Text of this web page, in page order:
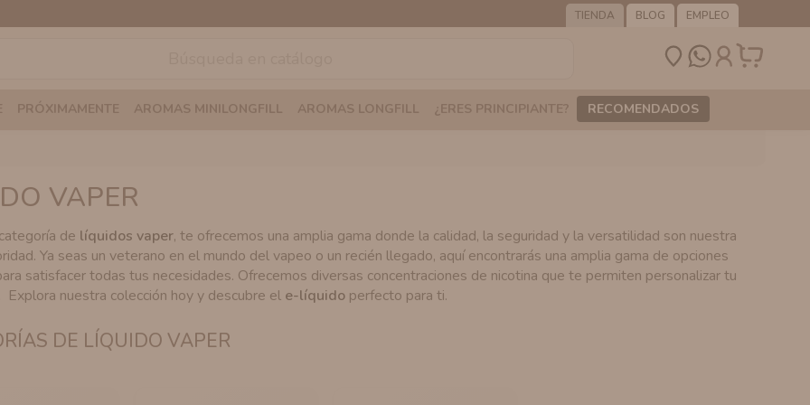
TIENDA BLOG EMPLEO
PRÓXIMAMENTE AROMAS MINILONGFILL AROMAS LONGFILL ¿ERES PRINCIPIANTE? RECOMENDADOS
VAPER
de líquidos vaper, te ofrecemos una amplia gama donde la calidad, la seguridad y la versatilidad son nuestra
Ya seas un veterano en el mundo del vapeo o un recién llegado, aquí encontrarás una amplia gama de opciones
satisfacer todas tus necesidades. Ofrecemos diversas concentraciones de nicotina que te permiten personalizar tu
Explora nuestra colección hoy y descubre el e-líquidoperfecto para ti.
DE LÍQUIDO VAPER